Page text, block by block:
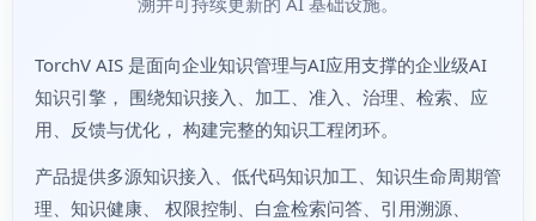
TorchV AIS 是面向企业知识管理与AI应用支撑的企业级AI
知识引擎， 围绕知识接入、加工、准入、治理、检索、应
用、反馈与优化， 构建完整的知识工程闭环。
产品提供多源知识接入、低代码知识加工、知识生命周期管
理、知识健康、 权限控制、白盒检索问答、引用溯源、